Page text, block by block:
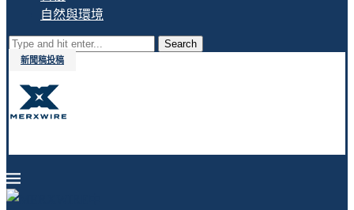
自然與環境
Search
新聞稿投稿